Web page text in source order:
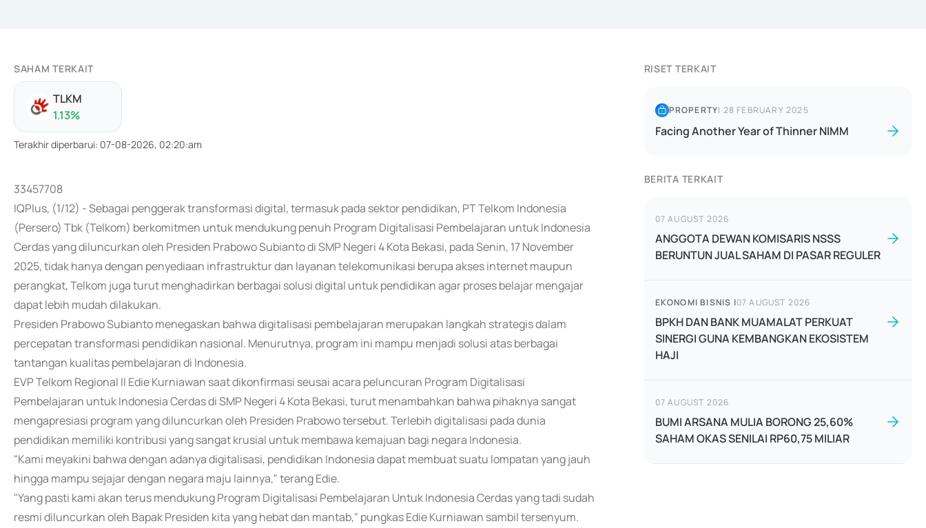
SAHAM TERKAIT
TLKM
1.13%
Terakhir diperbarui: 07-08-2026, 02:20:am
33457708
IQPlus, (1/12) - Sebagai penggerak transformasi digital, termasuk pada sektor pendidikan, PT Telkom Indonesia
(Persero) Tbk (Telkom) berkomitmen untuk mendukung penuh Program Digitalisasi Pembelajaran untuk Indonesia
Cerdas yang diluncurkan oleh Presiden Prabowo Subianto di SMP Negeri 4 Kota Bekasi, pada Senin, 17 November
2025, tidak hanya dengan penyediaan infrastruktur dan layanan telekomunikasi berupa akses internet maupun
perangkat, Telkom juga turut menghadirkan berbagai solusi digital untuk pendidikan agar proses belajar mengajar
dapat lebih mudah dilakukan.
Presiden Prabowo Subianto menegaskan bahwa digitalisasi pembelajaran merupakan langkah strategis dalam
percepatan transformasi pendidikan nasional. Menurutnya, program ini mampu menjadi solusi atas berbagai
tantangan kualitas pembelajaran di Indonesia.
EVP Telkom Regional II Edie Kurniawan saat dikonfirmasi seusai acara peluncuran Program Digitalisasi
Pembelajaran untuk Indonesia Cerdas di SMP Negeri 4 Kota Bekasi, turut menambahkan bahwa pihaknya sangat
mengapresiasi program yang diluncurkan oleh Presiden Prabowo tersebut. Terlebih digitalisasi pada dunia
pendidikan memiliki kontribusi yang sangat krusial untuk membawa kemajuan bagi negara Indonesia.
"Kami meyakini bahwa dengan adanya digitalisasi, pendidikan Indonesia dapat membuat suatu lompatan yang jauh
hingga mampu sejajar dengan negara maju lainnya," terang Edie.
"Yang pasti kami akan terus mendukung Program Digitalisasi Pembelajaran Untuk Indonesia Cerdas yang tadi sudah
resmi diluncurkan oleh Bapak Presiden kita yang hebat dan mantab," pungkas Edie Kurniawan sambil tersenyum.
RISET TERKAIT
PROPERTY| 28 FEBRUARY 2025
Facing Another Year of Thinner NIMM
BERITA TERKAIT
07 AUGUST 2026
ANGGOTA DEWAN KOMISARIS NSSS
BERUNTUN JUAL SAHAM DI PASAR REGULER
EKONOMI BISNIS |07 AUGUST 2026
BPKH DAN BANK MUAMALAT PERKUAT
SINERGI GUNA KEMBANGKAN EKOSISTEM
HAJI
07 AUGUST 2026
BUMI ARSANA MULIA BORONG 25,60%
SAHAM OKAS SENILAI RP60,75 MILIAR